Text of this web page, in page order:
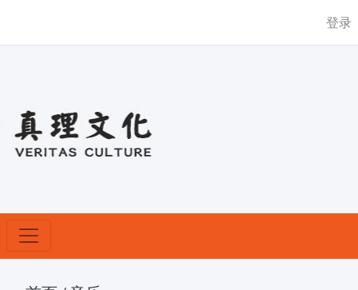
登录